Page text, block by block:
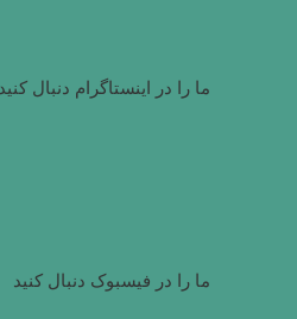
ما را در اینستاگرام دنبال کنید
ما را در فیسبوک دنبال کنید